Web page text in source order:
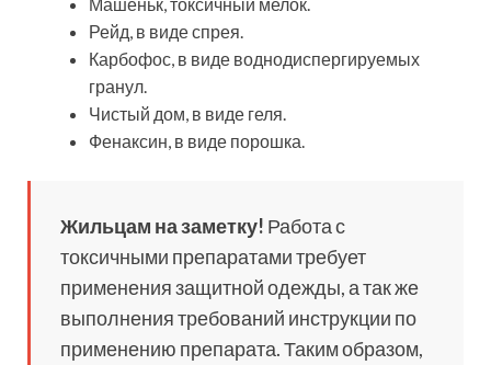
Рейд, в виде спрея.
Карбофос, в виде воднодиспергируемых
гранул.
Чистый дом, в виде геля.
Фенаксин, в виде порошка.
Жильцам на заметку! Работа с
токсичными препаратами требует
применения защитной одежды, а так же
выполнения требований инструкции по
применению препарата. Таким образом,